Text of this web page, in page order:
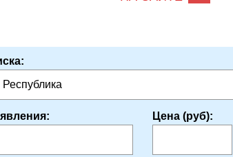
Цена (руб):